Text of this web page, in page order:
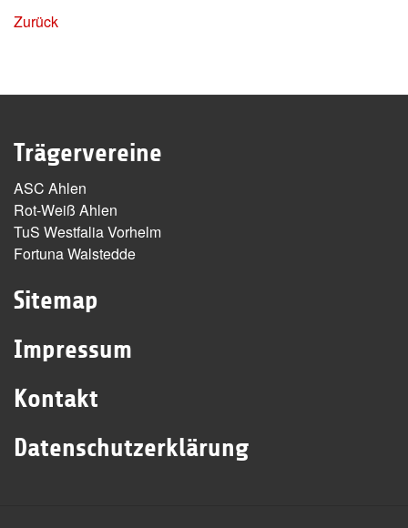
Zurück
Trägervereine
ASC Ahlen
Rot-Weiß Ahlen
TuS Westfalia Vorhelm
Fortuna Walstedde
Sitemap
Impressum
Kontakt
Datenschutzerklärung